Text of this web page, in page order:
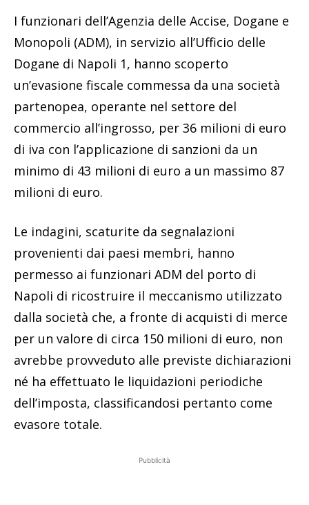
I funzionari dell’Agenzia delle Accise, Dogane e
Monopoli (ADM), in servizio all’Ufficio delle
Dogane di Napoli 1, hanno scoperto
un’evasione fiscale commessa da una società
partenopea, operante nel settore del
commercio all’ingrosso, per 36 milioni di euro
di iva con l’applicazione di sanzioni da un
minimo di 43 milioni di euro a un massimo 87
milioni di euro.
Le indagini, scaturite da segnalazioni
provenienti dai paesi membri, hanno
permesso ai funzionari ADM del porto di
Napoli di ricostruire il meccanismo utilizzato
dalla società che, a fronte di acquisti di merce
per un valore di circa 150 milioni di euro, non
avrebbe provveduto alle previste dichiarazioni
né ha effettuato le liquidazioni periodiche
dell’imposta, classificandosi pertanto come
evasore totale.
Pubblicità